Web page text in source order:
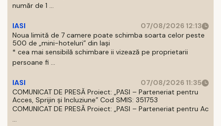
număr de 1 ...
IASI
07/08/2026 12:13
Noua limită de 7 camere poate schimba soarta celor peste
500 de „mini-hoteluri” din Iași
* cea mai sensibilă schimbare ii vizează pe proprietarii
persoane fi ...
IASI
07/08/2026 11:35
COMUNICAT DE PRESĂ Proiect: „PASI – Parteneriat pentru
Acces, Sprijin și Incluziune” Cod SMIS: 351753
COMUNICAT DE PRESĂ Proiect: „PASI – Parteneriat pentru Ac
...